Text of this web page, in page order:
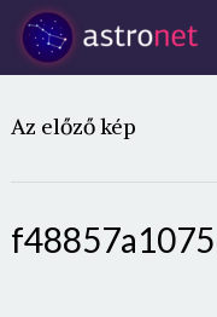
Az előző kép